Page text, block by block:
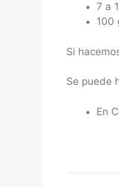
7 a
100
Si
Se puede
En